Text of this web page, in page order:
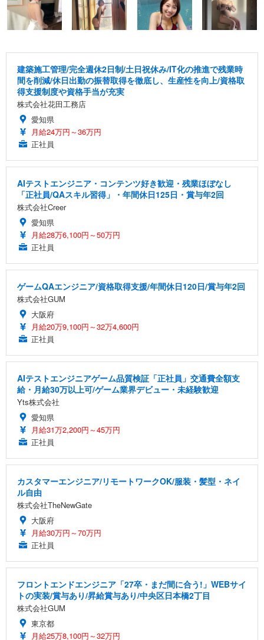
建築施工管理/完全週休2日制/土日祝休み/IT化の推進で残業時
間を削減/休日出勤の振替取得を徹底し、生産性を向上/資格取
得支援制度や資格手当が充実
株式会社花田工務店
愛知県
月給24万円～36万円
正社員
AIテストエンジニア・コンテンツ好き歓迎・残業ほぼなし
「正社員/QAスキル習得」・年間休日125日・賞与年2回
株式会社Creer
愛知県
月給28万6,100円～50万円
正社員
ゲームQAエンジニア/資格取得支援/年間休日120日/賞与年2回
株式会社GUM
大阪府
月給20万9,100円～32万4,600円
正社員
AIテストエンジニアゲーム品質検証「正社員」交通費全額支
給・月給30万以上可/ゲーム業界デビュー・未経験歓迎
Yts株式会社
愛知県
月給31万2,200円～45万円
正社員
カスタマーエンジニア/リモートワークOK/服装・髪型・ネイ
ル自由
株式会社TheNewGate
大阪府
月給30万円～70万円
正社員
フロントエンドエンジニア「27卒・まだ間に合う!」WEBサイ
トの実装/賞与あり/昇給賞与あり/中央区日本橋2丁目
株式会社GUM
東京都
月給25万8,100円～32万円